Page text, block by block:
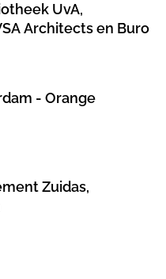
UvA,
Architects en Buro
- Orange
Zuidas,